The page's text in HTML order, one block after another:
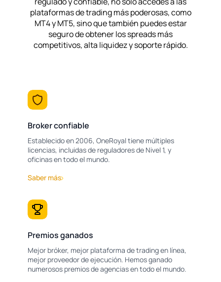
plataformas de trading más poderosas, como
MT4 y MT5, sino que también puedes estar
seguro de obtener los spreads más
competitivos, alta liquidez y soporte rápido.
Broker confiable
Establecido en 2006, OneRoyal tiene múltiples
licencias, incluidas de reguladores de Nivel 1, y
oficinas en todo el mundo.
Saber más
Premios ganados
Mejor bróker, mejor plataforma de trading en línea,
mejor proveedor de ejecución. Hemos ganado
numerosos premios de agencias en todo el mundo.